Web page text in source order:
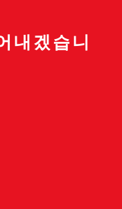
내겠습니